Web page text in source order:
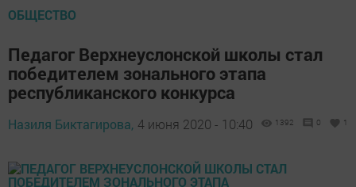
ОБЩЕСТВО
Педагог Верхнеуслонской школы стал
победителем зонального этапа
республиканского конкурса
Назиля Биктагирова, 4 июня 2020 - 10:40 1392 0 1